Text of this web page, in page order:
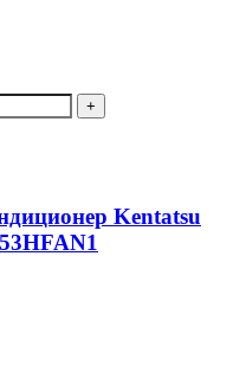
Kentatsu